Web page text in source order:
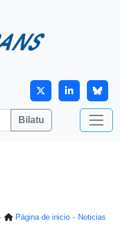
Bilatu
Página de inicio Noticias